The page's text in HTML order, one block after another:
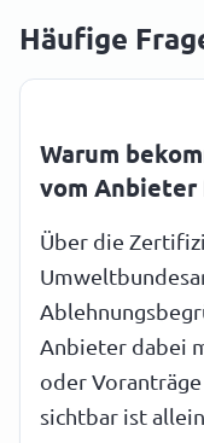
Häufige
Warum
vom Anbieter
Über die
Anbieter dabei
oder
sichtbar ist